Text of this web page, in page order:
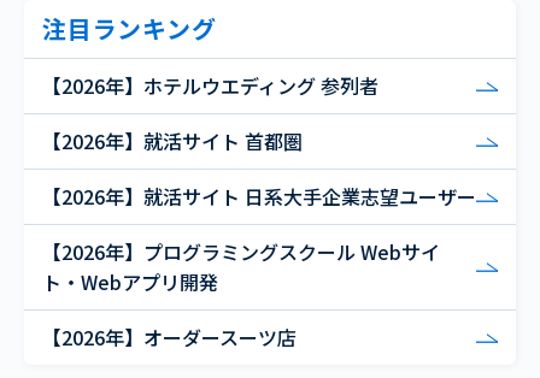
注目ランキング
【2026年】ホテルウエディング 参列者
【2026年】就活サイト 首都圏
【2026年】就活サイト 日系大手企業志望ユーザー
【2026年】プログラミングスクール Webサイ
ト・Webアプリ開発
【2026年】オーダースーツ店